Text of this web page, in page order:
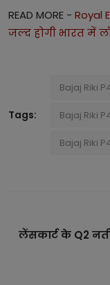
READ MORE - Royal
जल्द होगी भारत में
Tags:
Bajaj Riki
Bajaj Riki
Bajaj Riki
लेंसकार्ट के Q2